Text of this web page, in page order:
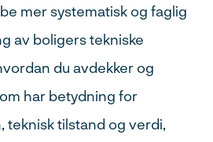
mer systematisk og faglig
av boligers tekniske
du avdekker og
har betydning for
teknisk tilstand og verdi,